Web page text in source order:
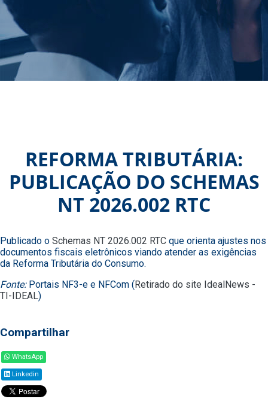
REFORMA TRIBUTÁRIA:
PUBLICAÇÃO DO SCHEMAS
NT 2026.002 RTC
Publicado o Schemas NT 2026.002 RTC que orienta ajustes nos
documentos fiscais eletrônicos viando atender as exigências
da Reforma Tributária do Consumo.
Fonte:Portais NF3-e e NFCom (Retirado do site IdealNews -
TI-IDEAL)
Compartilhar
WhatsApp
Linkedin